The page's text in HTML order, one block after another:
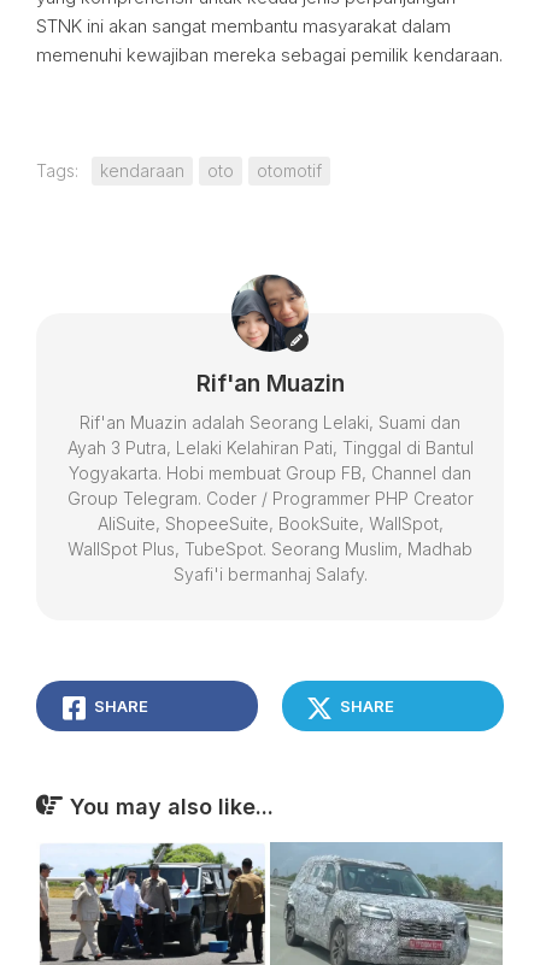
STNK ini akan sangat membantu masyarakat dalam
memenuhi kewajiban mereka sebagai pemilik kendaraan.
Tags: kendaraan oto otomotif
Rif'an Muazin
Rif'an Muazin adalah Seorang Lelaki, Suami dan
Ayah 3 Putra, Lelaki Kelahiran Pati, Tinggal di Bantul
Yogyakarta. Hobi membuat Group FB, Channel dan
Group Telegram. Coder / Programmer PHP Creator
AliSuite, ShopeeSuite, BookSuite, WallSpot,
WallSpot Plus, TubeSpot. Seorang Muslim, Madhab
Syafi'i bermanhaj Salafy.
SHARE SHARE
You may also like...